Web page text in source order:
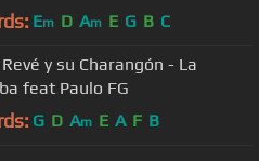
(Official Video HD)
Em D Am E G B C
y su Charangón - La
feat Paulo FG
G D Am E A F B